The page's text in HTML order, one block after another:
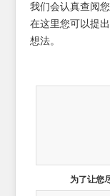
我们会认真查阅
在这里您可以提
想法。
为了让您